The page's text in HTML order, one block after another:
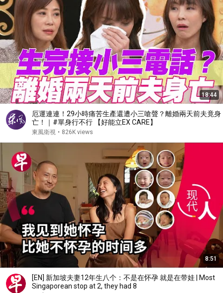
18:44
厄運連連！29小時痛苦生產還遭小三嗆聲？離婚兩天前夫竟身
亡！｜#單身行不行 【好能立EX CARE】
東風衛視 • 826K views
8:51
[EN] 新加坡夫妻12年生八个：不是在怀孕 就是在带娃 | Most
Singaporean stop at 2, they had 8